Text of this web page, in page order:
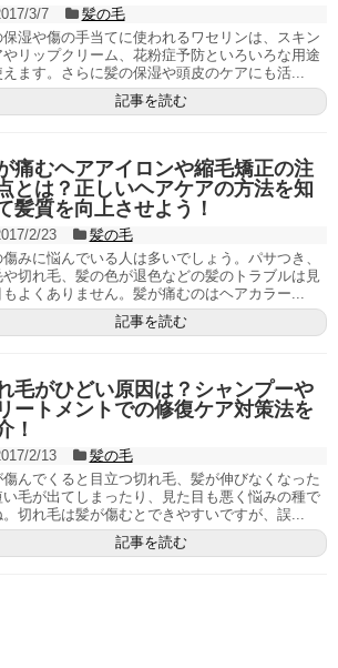
3/7
髪の毛
保湿や傷の手当てに使われるワセリンは、スキン
やリップクリーム、花粉症予防といろいろな用途
えます。さらに髪の保湿や頭皮のケアにも活...
記事を読む
痛むヘアアイロンや縮毛矯正の注
とは？正しいヘアケアの方法を知
髪質を向上させよう！
2/23
髪の毛
みに悩んでいる人は多いでしょう。パサつき、
や切れ毛、髪の色が退色などの髪のトラブルは見
もよくありません。髪が痛むのはヘアカラー...
記事を読む
毛がひどい原因は？シャンプーや
ートメントでの修復ケア対策法を
！
2/13
髪の毛
傷んでくると目立つ切れ毛、髪が伸びなくなった
い毛が出てしまったり、見た目も悪く悩みの種で
切れ毛は髪が傷むとできやすいですが、誤...
記事を読む